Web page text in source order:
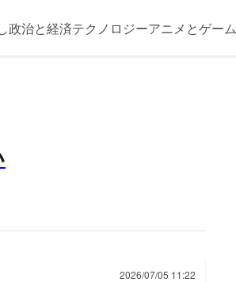
政治と経済テクノロジーアニメとゲーム
2026/07/05 11:22